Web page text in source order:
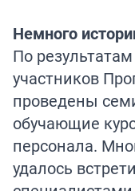
Немного
По
участников
проведены
обучающие
персонала.
удалось